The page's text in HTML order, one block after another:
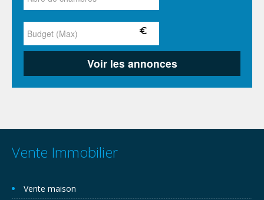
Vente Immobilier
Vente maison